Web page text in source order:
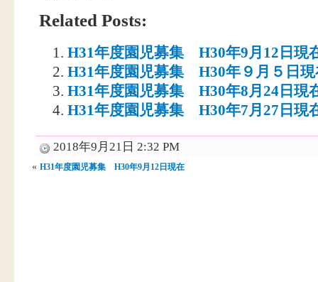
Related Posts:
H31年度園児募集 H30年9月12日現
H31年度園児募集 H30年９月５日現
H31年度園児募集 H30年8月24日現
H31年度園児募集 H30年7月27日現
2018年9月21日 2:32 PM
« H31年度園児募集 H30年9月12日現在